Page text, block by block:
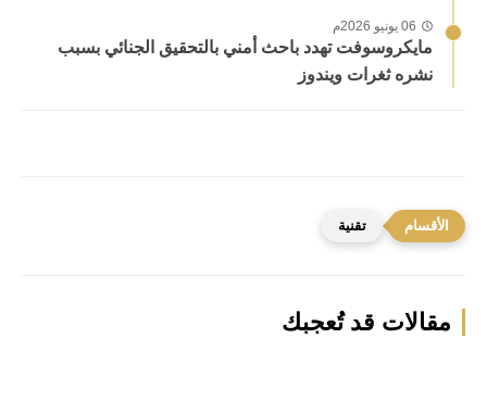
06 يونيو 2026م
مايكروسوفت تهدد باحث أمني بالتحقيق الجنائي بسبب
نشره ثغرات ويندوز
تقنية
مقالات قد تُعجبك